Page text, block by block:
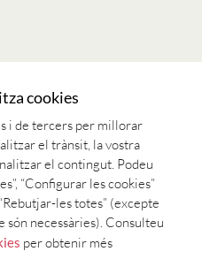
SÈRIES TVTV I RÀDIO
cookies
i de tercers per millorar
el trànsit, la vostra
el contingut. Podeu
“Configurar les cookies”
les totes” (excepte
són necessàries). Consulteu
per obtenir més